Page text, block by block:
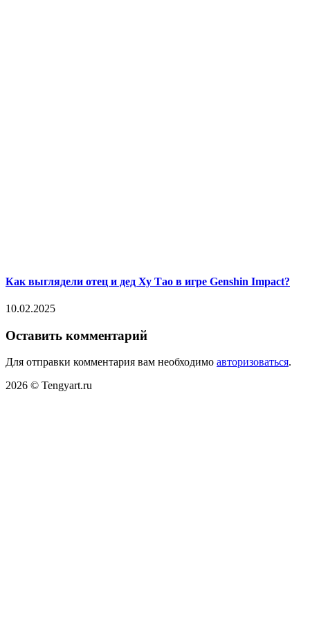
Как выглядели отец и дед Ху Тао в игре Genshin Impact?
10.02.2025
Оставить комментарий
Для отправки комментария вам необходимо авторизоваться.
2026 © Tengyart.ru